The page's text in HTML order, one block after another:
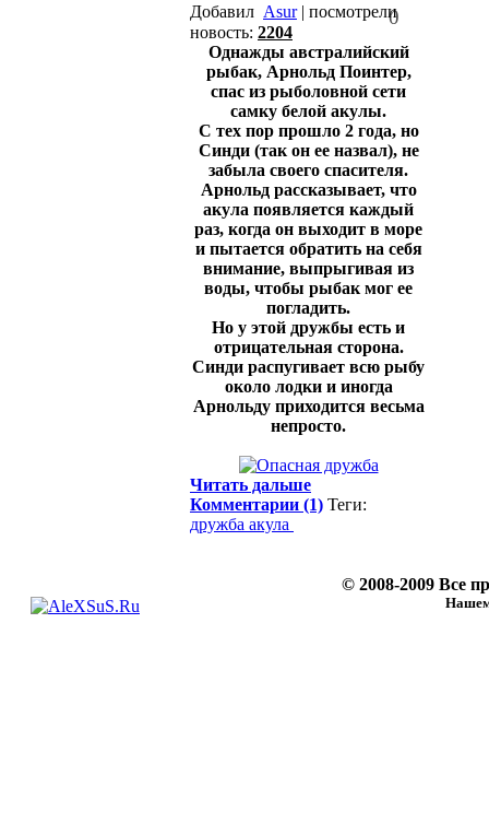
0
Добавил Asur| посмотрели
новость: 2204
Однажды австралийский
рыбак, Арнольд Поинтер,
спас из рыболовной сети
самку белой акулы.
С тех пор прошло 2 года, но
Синди (так он ее назвал), не
забыла своего спасителя.
Арнольд рассказывает, что
акула появляется каждый
раз, когда он выходит в море
и пытается обратить на себя
внимание, выпрыгивая из
воды, чтобы рыбак мог ее
погладить.
Но у этой дружбы есть и
отрицательная сторона.
Синди распугивает всю рыбу
около лодки и иногда
Арнольду приходится весьма
непросто.
Читать дальше
Комментарии (1) Теги:
дружба акула
© 2008-2009 Все